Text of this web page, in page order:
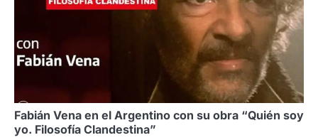
Fabián Vena en el Argentino con su obra “Quién soy
yo. Filosofía Clandestina”